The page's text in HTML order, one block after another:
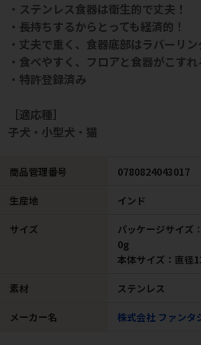
・ステンレス食器は衛生的で丈夫！
・長持ちするからとっても経済的！
・丈夫で重く、食器底部はラバーリン
・食べやすく、フロアと食器がこすれ
・特許登録済み
［適応種］
子犬・小型犬・猫
商品管理番号 0780824043017
生産地 インド
サイズ
パッケージサイ
0g
本体サイズ：直
素材 ステンレス
メーカー名 株式会社 ファンタ